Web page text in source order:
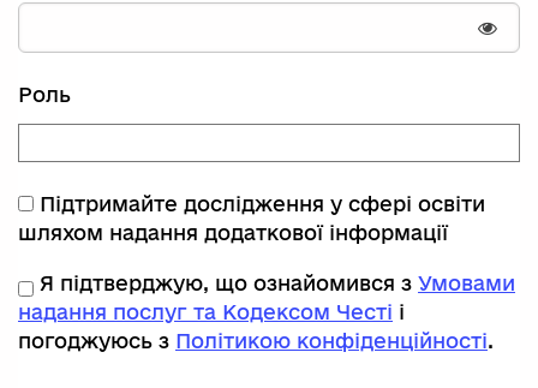
Роль
Підтримайте дослідження у сфері освіти
шляхом надання додаткової інформації
Я підтверджую, що ознайомився з Умовами
надання послуг та Кодексом Честі і
погоджуюсь з Політикою конфіденційності.